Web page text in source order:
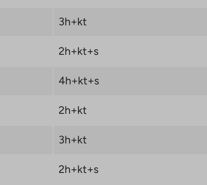
3h+kt
2h+kt+s
4h+kt+s
2h+kt
3h+kt
2h+kt+s